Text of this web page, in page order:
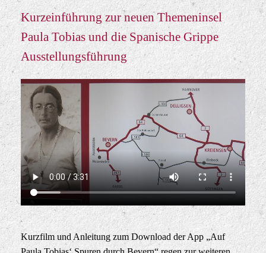
Kurzeinführung zur neuen Themeninsel
Paula Tobias und die Spanische Grippe
Ausstellungsführung
Kurzfilm und Anleitung zum Download der App „Auf